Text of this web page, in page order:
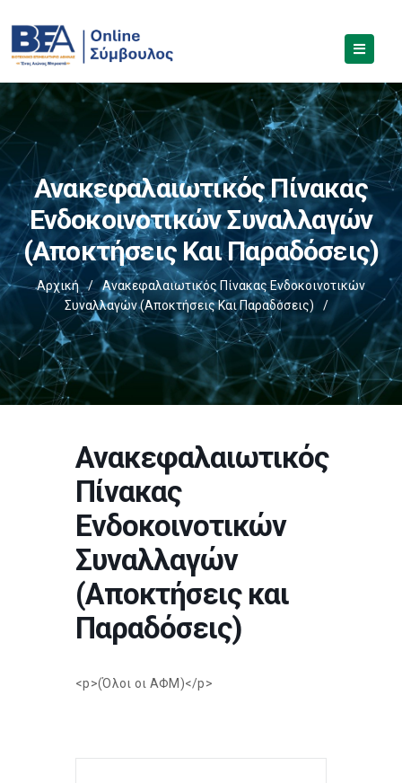
Ανακεφαλαιωτικός Πίνακας
Ενδοκοινοτικών Συναλλαγών
(Αποκτήσεις Και Παραδόσεις)
Αρχική /
Ανακεφαλαιωτικός Πίνακας Ενδοκοινοτικών
Συναλλαγών (Αποκτήσεις Και Παραδόσεις)
/
Ανακεφαλαιωτικός
Πίνακας
Ενδοκοινοτικών
Συναλλαγών
(Αποκτήσεις και
Παραδόσεις)
<p>(Όλοι οι ΑΦΜ)</p>